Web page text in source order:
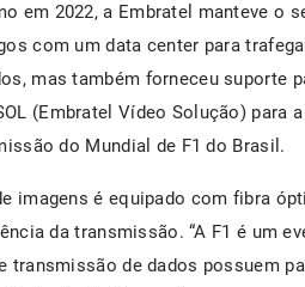
em 2022, a Embratel manteve o
com um data center para
mas também forneceu suporte
(Embratel Vídeo Solução) para
do Mundial de F1 do Brasil.
imagens é equipado com fibra
da transmissão. “A F1 é um
transmissão de dados possuem